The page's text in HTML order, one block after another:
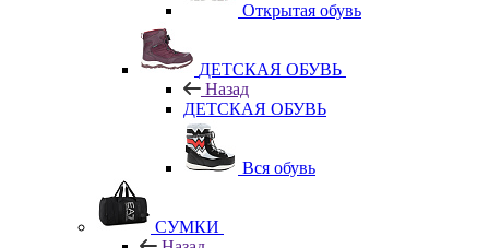
Открытая обувь
ДЕТСКАЯ ОБУВЬ
Назад
ДЕТСКАЯ ОБУВЬ
Вся обувь
СУМКИ